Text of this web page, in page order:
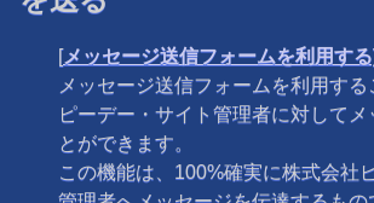
[メッセージ送信フォームを利用す
メッセージ送信フォームを利用す
ピーデー・サイト管理者に対してメ
とができます。
この機能は、100%確実に株式会社